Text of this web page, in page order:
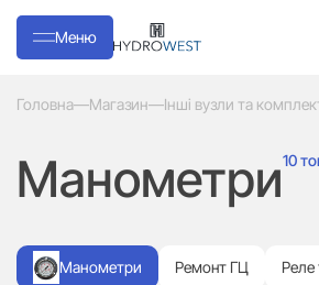
Меню
Головна—Магазин—Інші вузли та
Манометри10
Ремонт ГЦ
Манометри Реле